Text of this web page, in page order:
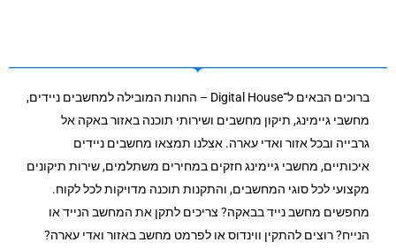
ברוכים הבאים ל־Digital House – החנות המובילה למחשבים ניידים,
מחשבי גיימינג, תיקון מחשבים ושירותי תוכנה באזור באקה אל
גרבייה ובכל אזור ואדי עארה. אצלנו תמצאו מחשבים ניידים
איכותיים, מחשבי גיימינג חזקים במחירים משתלמים, שירות תיקונים
מקצועי לכל סוגי המחשבים, והתקנות תוכנה מדויקות לכל לקוח.
מחפשים מחשב נייד בבאקה? צריכים לתקן את המחשב הנייד או
הנייח? רוצים להתקין ווינדוס או לפרמט מחשב באזור ואדי עארה?